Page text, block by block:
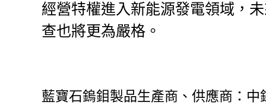
經營特權進入新能源發電領域，
查也將更為嚴格。
藍寶石鎢鉬製品生產商、供應商：中